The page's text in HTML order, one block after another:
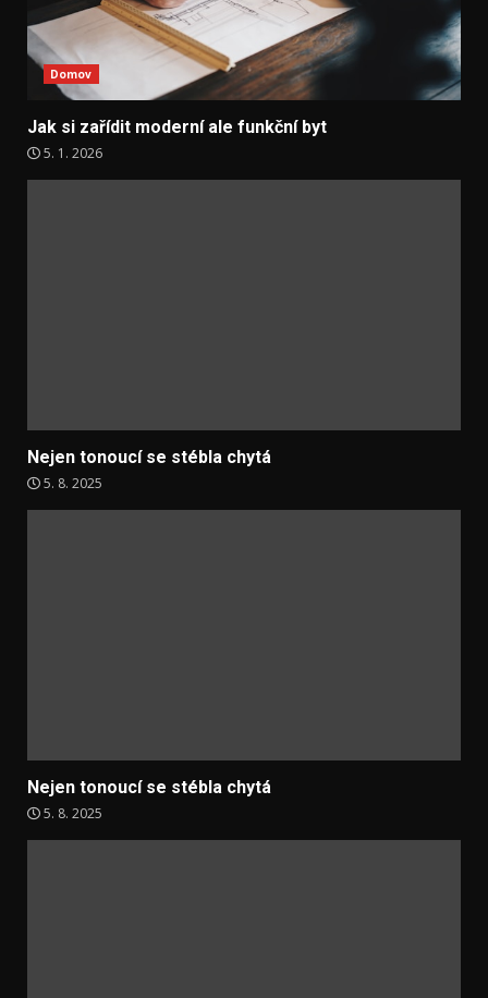
Domov
Jak si zařídit moderní ale funkční byt
5. 1. 2026
Nejen tonoucí se stébla chytá
5. 8. 2025
Nejen tonoucí se stébla chytá
5. 8. 2025